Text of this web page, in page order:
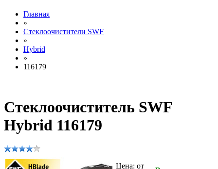
Главная
»
Стеклоочистители SWF
»
Hybrid
»
116179
Стеклоочиститель SWF
Hybrid 116179
Цена: от